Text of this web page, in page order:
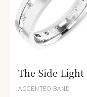
The Side Light
ACCENTED BAND